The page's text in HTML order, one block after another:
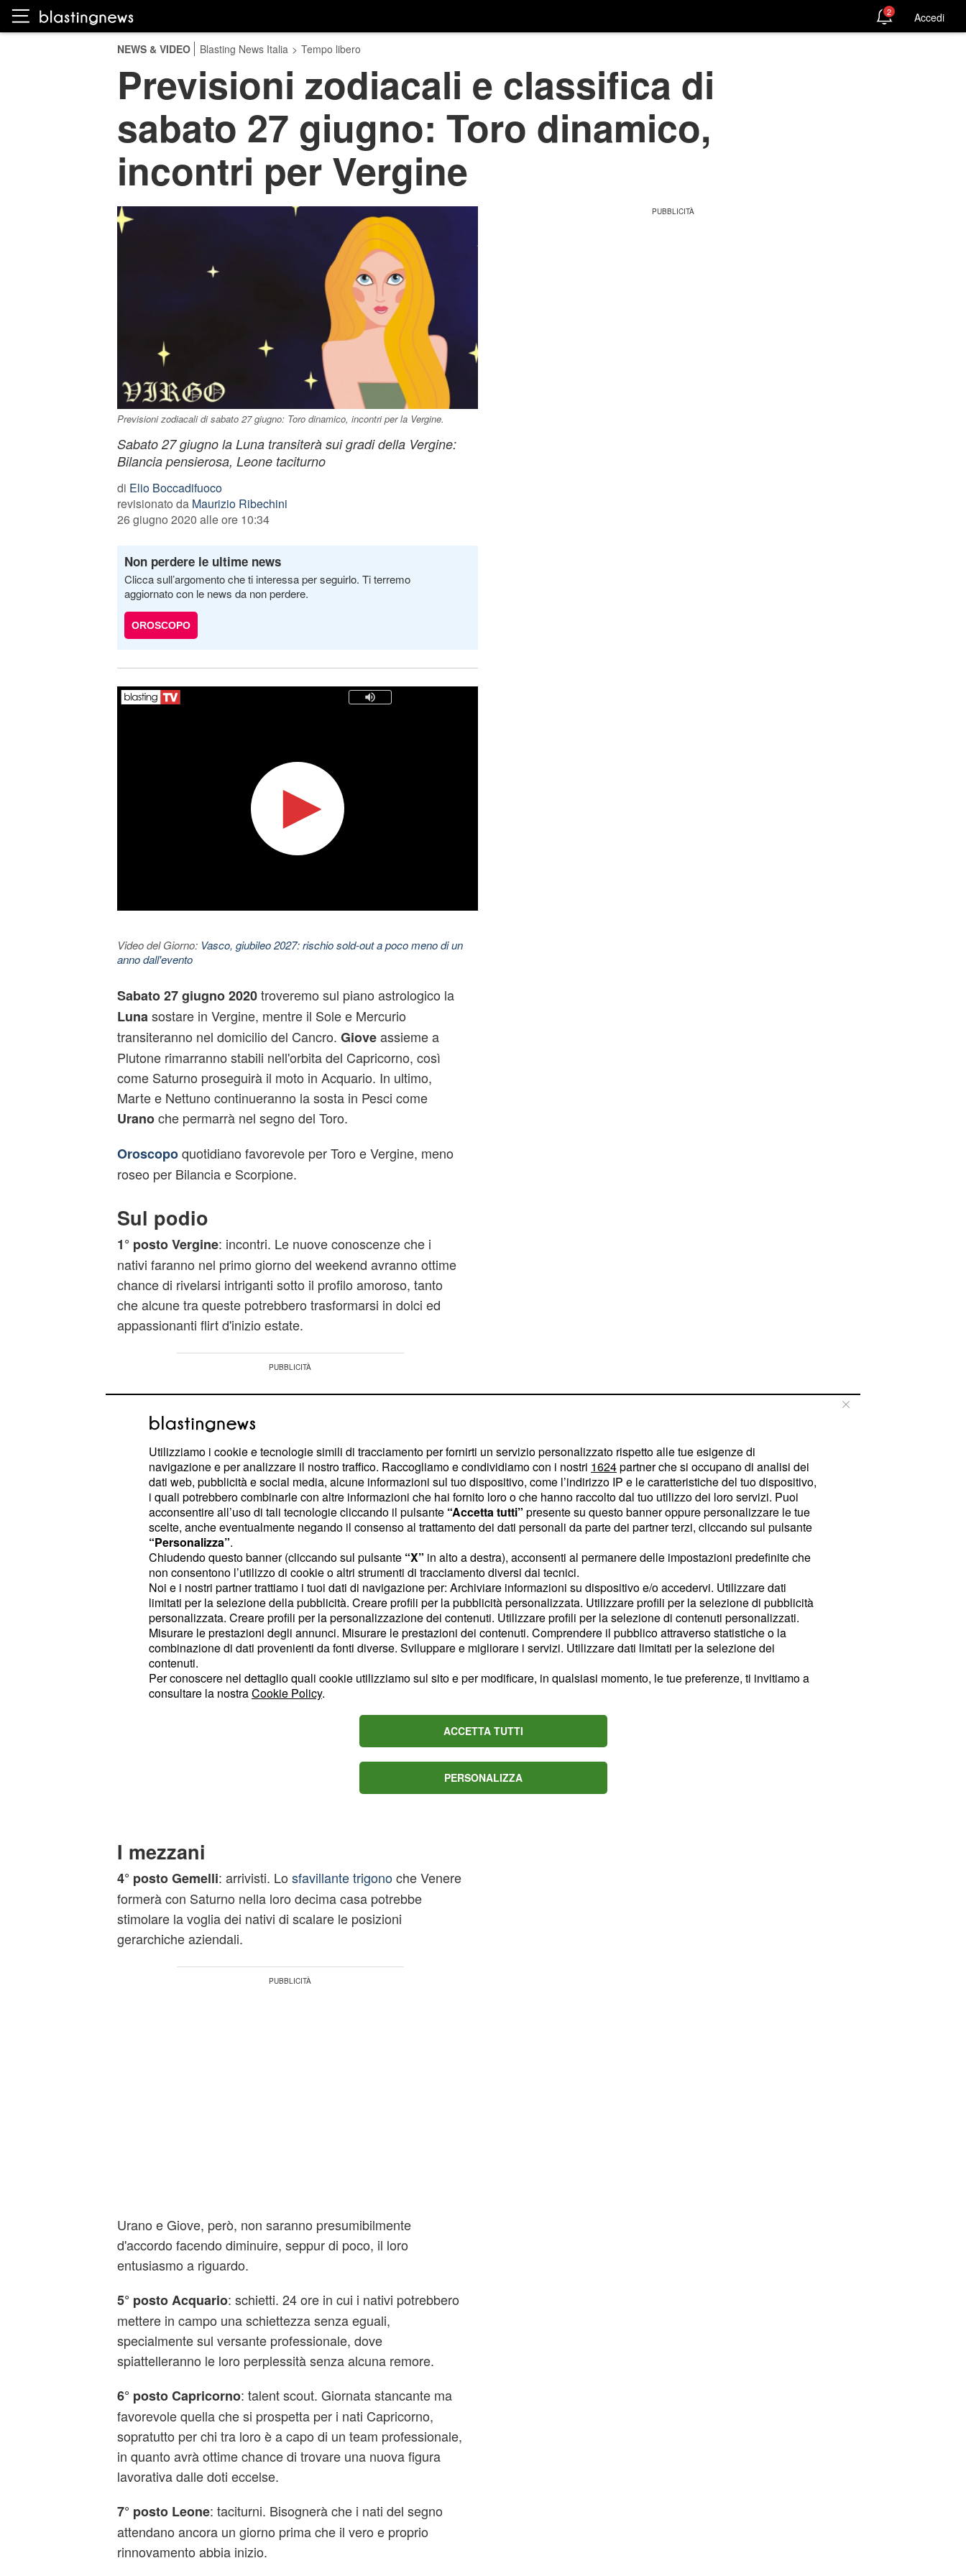
2 Accedi
NEWS & VIDEO Blasting News Italia > Tempo libero
Previsioni zodiacali e classifica di
sabato 27 giugno: Toro dinamico,
incontri per Vergine
Previsioni zodiacali di sabato 27 giugno: Toro dinamico, incontri per la Vergine.
Sabato 27 giugno la Luna transiterà sui gradi della Vergine:
Bilancia pensierosa, Leone taciturno
di Elio Boccadifuoco
revisionato da Maurizio Ribechini
26 giugno 2020 alle ore 10:34
Non perdere le ultime news
Clicca sull’argomento che ti interessa per seguirlo. Ti terremo
aggiornato con le news da non perdere.
OROSCOPO
Video del Giorno: Vasco, giubileo 2027: rischio sold-out a poco meno di un
anno dall'evento
Sabato 27 giugno 2020troveremo sul piano astrologico la
Luna sostare in Vergine, mentre il Sole e Mercurio
transiteranno nel domicilio del Cancro. Gioveassieme a
Plutone rimarranno stabili nell'orbita del Capricorno, così
come Saturno proseguirà il moto in Acquario. In ultimo,
Marte e Nettuno continueranno la sosta in Pesci come
Uranoche permarrà nel segno del Toro.
Oroscopoquotidiano favorevole per Toro e Vergine, meno
roseo per Bilancia e Scorpione.
Sul podio
1° posto Vergine: incontri. Le nuove conoscenze che i
nativi faranno nel primo giorno del weekend avranno ottime
chance di rivelarsi intriganti sotto il profilo amoroso, tanto
che alcune tra queste potrebbero trasformarsi in dolci ed
appassionanti flirt d'inizio estate.
2° posto Toro: dinamici. Sabato dove i nati Toro saranno,
con ogni probabilità, pervasi da un'insolita dinamicità che li
catapulterà, grazie a Marte al giro di boa nel segno dei
Pesci ed a Venere d'Aria, tra spensierate serate amicale e
romantiche cene amorose.
Elemento i nativi potranno volgere ogni dialogo a loro
favore, e ciò andrà sfruttato a dovere specialmente nelle
faccende di cuore, in modo da appianare le ruggini dei giorni
I mezzani
4° posto Gemelli: arrivisti. Lo sfavillante trigonoche Venere
formerà con Saturno nella loro decima casa potrebbe
stimolare la voglia dei nativi di scalare le posizioni
gerarchiche aziendali.
Urano e Giove, però, non saranno presumibilmente
d'accordo facendo diminuire, seppur di poco, il loro
entusiasmo a riguardo.
5° posto Acquario: schietti. 24 ore in cui i nativi potrebbero
mettere in campo una schiettezza senza eguali,
specialmente sul versante professionale, dove
spiattelleranno le loro perplessità senza alcuna remore.
6° posto Capricorno: talent scout. Giornata stancante ma
favorevole quella che si prospetta per i nati Capricorno,
sopratutto per chi tra loro è a capo di un team professionale,
in quanto avrà ottime chance di trovare una nuova figura
lavorativa dalle doti eccelse.
7° posto Leone: taciturni. Bisognerà che i nati del segno
attendano ancora un giorno prima che il vero e proprio
rinnovamento abbia inizio.
Utilizziamo i cookie e tecnologie simili di tracciamento per fornirti un servizio personalizzato rispetto alle tue esigenze di
navigazione e per analizzare il nostro traffico. Raccogliamo e condividiamo con i nostri 1624partner che si occupano di analisi dei
dati web, pubblicità e social media, alcune informazioni sul tuo dispositivo, come l’indirizzo IP e le caratteristiche del tuo dispositivo,
i quali potrebbero combinarle con altre informazioni che hai fornito loro o che hanno raccolto dal tuo utilizzo dei loro servizi. Puoi
acconsentire all’uso di tali tecnologie cliccando il pulsante “Accetta tutti” presente su questo banner oppure personalizzare le tue
scelte, anche eventualmente negando il consenso al trattamento dei dati personali da parte dei partner terzi, cliccando sul pulsante
“Personalizza”.
Chiudendo questo banner (cliccando sul pulsante “X” in alto a destra), acconsenti al permanere delle impostazioni predefinite che
non consentono l’utilizzo di cookie o altri strumenti di tracciamento diversi dai tecnici.
Noi e i nostri partner trattiamo i tuoi dati di navigazione per: Archiviare informazioni su dispositivo e/o accedervi. Utilizzare dati
limitati per la selezione della pubblicità. Creare profili per la pubblicità personalizzata. Utilizzare profili per la selezione di pubblicità
personalizzata. Creare profili per la personalizzazione dei contenuti. Utilizzare profili per la selezione di contenuti personalizzati.
Misurare le prestazioni degli annunci. Misurare le prestazioni dei contenuti. Comprendere il pubblico attraverso statistiche o la
combinazione di dati provenienti da fonti diverse. Sviluppare e migliorare i servizi. Utilizzare dati limitati per la selezione dei
contenuti.
Per conoscere nel dettaglio quali cookie utilizziamo sul sito e per modificare, in qualsiasi momento, le tue preferenze, ti invitiamo a
consultare la nostraCookie Policy.
ACCETTA TUTTI
PERSONALIZZA